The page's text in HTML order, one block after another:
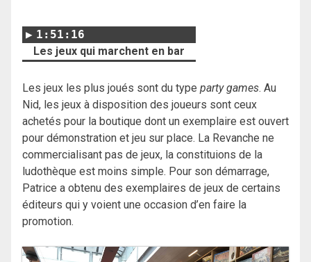
1:51:16
Les jeux qui marchent en bar
Les jeux les plus joués sont du type party games. Au
Nid, les jeux à disposition des joueurs sont ceux
achetés pour la boutique dont un exemplaire est ouvert
pour démonstration et jeu sur place. La Revanche ne
commercialisant pas de jeux, la constituions de la
ludothèque est moins simple. Pour son démarrage,
Patrice a obtenu des exemplaires de jeux de certains
éditeurs qui y voient une occasion d’en faire la
promotion.